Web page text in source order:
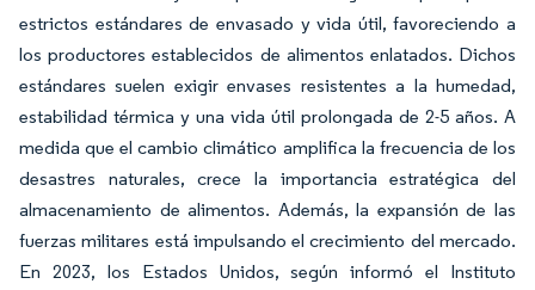
estrictos estándares de envasado y vida útil, favoreciendo a
los productores establecidos de alimentos enlatados. Dichos
estándares suelen exigir envases resistentes a la humedad,
estabilidad térmica y una vida útil prolongada de 2-5 años. A
medida que el cambio climático amplifica la frecuencia de los
desastres naturales, crece la importancia estratégica del
almacenamiento de alimentos. Además, la expansión de las
fuerzas militares está impulsando el crecimiento del mercado.
En 2023, los Estados Unidos, según informó el Instituto